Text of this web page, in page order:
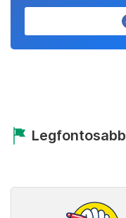
Legfontosabb